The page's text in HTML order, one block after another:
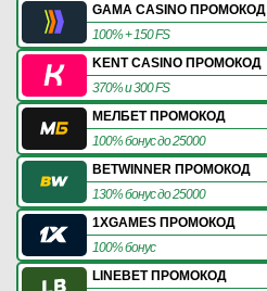
GAMA CASINO ПРОМОКОД
100% + 150 FS
KENT CASINO ПРОМОКОД
370% и 300 FS
МЕЛБЕТ ПРОМОКОД
100% бонус до 25000
BETWINNER ПРОМОКОД
130% бонус до 25000
1XGAMES ПРОМОКОД
100% бонус
LINEBET ПРОМОКОД